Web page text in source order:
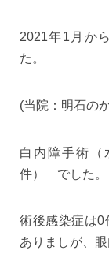
2021年1月か
た。
(当院：明石の
白内障手術（
件） でした。
術後感染症は0
ありましが、